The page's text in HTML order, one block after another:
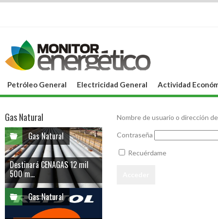
Petróleo General Electricidad General Actividad
Nombre de usuario o dirección
Contraseña
Recuérdame
Gas Natural
Gas Natural
Destinará CENAGAS 12 mil
500 m...
Gas Natural